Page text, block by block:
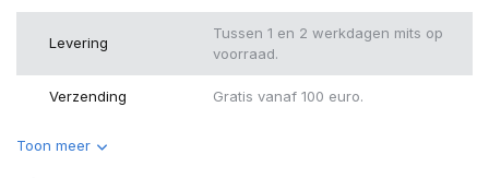
Levering
Tussen 1 en 2 werkdagen mits op
voorraad.
Verzending Gratis vanaf 100 euro.
Toon meer